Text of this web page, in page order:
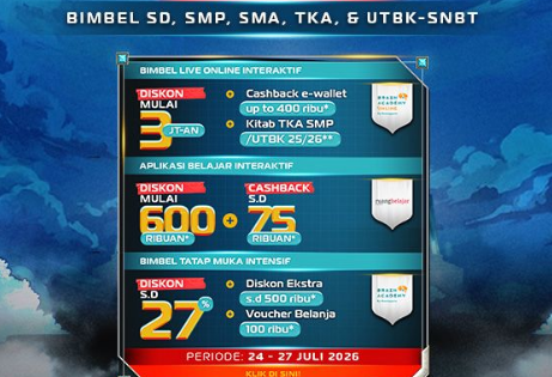
sensasi nyeri.
dan muntah.
jantung menurun.
mendukung pergerakan tubuh.
menyenangkanatau saat tubuh berada dalam
Mental Health,loh!
aktivitas sehari-hari kita loh. Kita menjadi lebih
membaik dan juga mampu menghadapi lebih